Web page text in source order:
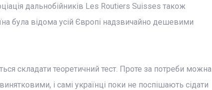
дальнобійників Les Routiers Suisses також
була відома усій Європі надзвичайно дешевими
складати теоретичний тест. Проте за потреби можна
і самі українці поки не поспішають сідати